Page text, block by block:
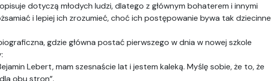
dotyczą młodych ludzi, dlatego z głównym bohaterem i innymi
i lepiej ich zrozumieć, choć ich postępowanie bywa tak dziecinne
gdzie główna postać pierwszego w dnia w nowej szkole
Lebert, mam szesnaście lat i jestem kaleką. Myślę sobie, że to, że
obu stron”.